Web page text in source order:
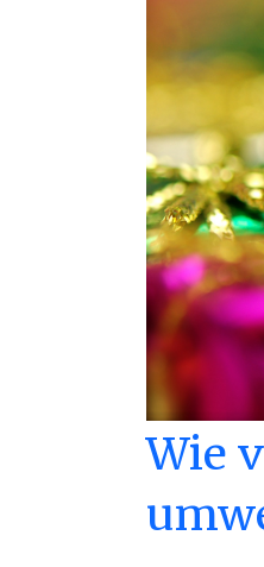
Wie